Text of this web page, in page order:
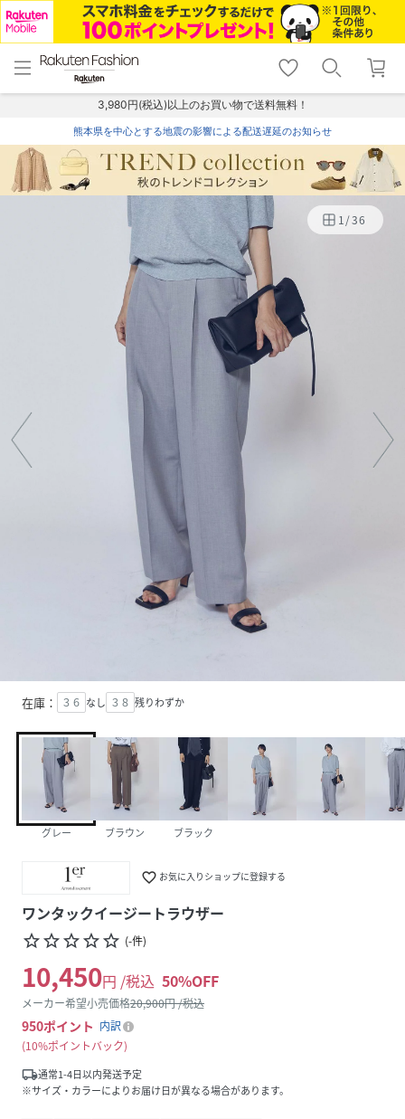
menu home
トップ
shopping_cart lock_outline
ログイン
3,980円(税込)以上のお買い物で送料無料！
熊本県を中心とする地震の影響による配送遅延のお知らせ
1/36
在庫： ３６ なし ３８ 残りわずか
グレー ブラウン ブラック
favorite_border お気に入りショップに登録する
ワンタックイージートラウザー
star_borderstar_borderstar_borderstar_borderstar_border (-件)
10,450円 /税込 50%OFF
メーカー希望小売価格20,900円 /税込
950ポイント 内訳
10%ポイントバック
local_shipping通常1-4日以内発送予定
※サイズ・カラーによりお届け日が異なる場合があります。